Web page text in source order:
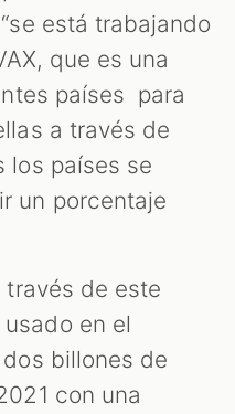
está trabajando
que es una
países para
a través de
los países se
un porcentaje
través de este
en el
billones de
con una